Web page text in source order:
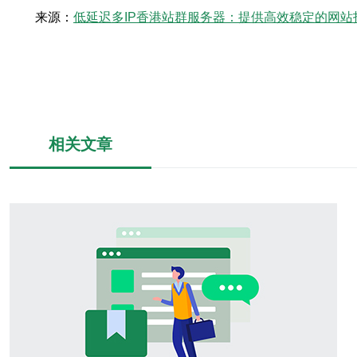
来源： 低延迟多IP香港站群服务器：提供高效稳定的网站
相关文章